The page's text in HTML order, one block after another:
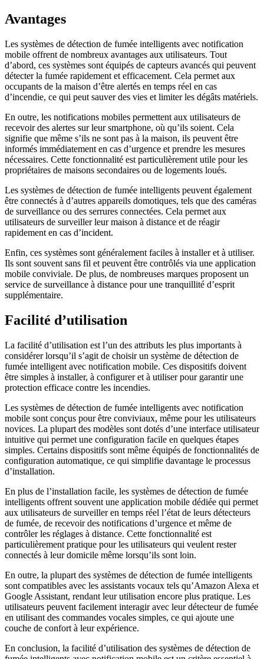
Avantages
Les systèmes de détection de fumée intelligents avec notification
mobile offrent de nombreux avantages aux utilisateurs. Tout
d’abord, ces systèmes sont équipés de capteurs avancés qui peuvent
détecter la fumée rapidement et efficacement. Cela permet aux
occupants de la maison d’être alertés en temps réel en cas
d’incendie, ce qui peut sauver des vies et limiter les dégâts matériels.
En outre, les notifications mobiles permettent aux utilisateurs de
recevoir des alertes sur leur smartphone, où qu’ils soient. Cela
signifie que même s’ils ne sont pas à la maison, ils peuvent être
informés immédiatement en cas d’urgence et prendre les mesures
nécessaires. Cette fonctionnalité est particulièrement utile pour les
propriétaires de maisons secondaires ou de logements loués.
Les systèmes de détection de fumée intelligents peuvent également
être connectés à d’autres appareils domotiques, tels que des caméras
de surveillance ou des serrures connectées. Cela permet aux
utilisateurs de surveiller leur maison à distance et de réagir
rapidement en cas d’incident.
Enfin, ces systèmes sont généralement faciles à installer et à utiliser.
Ils sont souvent sans fil et peuvent être contrôlés via une application
mobile conviviale. De plus, de nombreuses marques proposent un
service de surveillance à distance pour une tranquillité d’esprit
supplémentaire.
Facilité d’utilisation
La facilité d’utilisation est l’un des attributs les plus importants à
considérer lorsqu’il s’agit de choisir un système de détection de
fumée intelligent avec notification mobile. Ces dispositifs doivent
être simples à installer, à configurer et à utiliser pour garantir une
protection efficace contre les incendies.
Les systèmes de détection de fumée intelligents avec notification
mobile sont conçus pour être conviviaux, même pour les utilisateurs
novices. La plupart des modèles sont dotés d’une interface utilisateur
intuitive qui permet une configuration facile en quelques étapes
simples. Certains dispositifs sont même équipés de fonctionnalités de
configuration automatique, ce qui simplifie davantage le processus
d’installation.
En plus de l’installation facile, les systèmes de détection de fumée
intelligents offrent souvent une application mobile dédiée qui permet
aux utilisateurs de surveiller en temps réel l’état de leurs détecteurs
de fumée, de recevoir des notifications d’urgence et même de
contrôler les réglages à distance. Cette fonctionnalité est
particulièrement pratique pour les utilisateurs qui veulent rester
connectés à leur domicile même lorsqu’ils sont loin.
En outre, la plupart des systèmes de détection de fumée intelligents
sont compatibles avec les assistants vocaux tels qu’Amazon Alexa et
Google Assistant, rendant leur utilisation encore plus pratique. Les
utilisateurs peuvent facilement interagir avec leur détecteur de fumée
en utilisant des commandes vocales simples, ce qui ajoute une
couche de confort à leur expérience.
En conclusion, la facilité d’utilisation des systèmes de détection de